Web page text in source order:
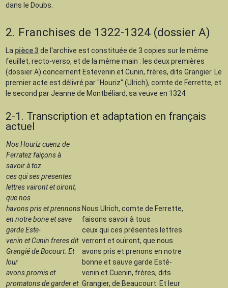
dans le Doubs.
2. Franchises de 1322-1324 (dossier A)
La pièce 3 de l'archive est constituée de 3 copies sur le même
feuillet, recto-verso, et de la même main : les deux premières
(dossier A) concernent Estevenin et Cunin, frères, dits Grangier. Le
premier acte est délivré par "Houriz" (Ulrich), comte de Ferrette, et
le second par Jeanne de Montbéliard, sa veuve en 1324.
2-1. Transcription et adaptation en français
actuel
Nos Houriz cuenz de
Ferratez faiçons à
savoir à toz
ces qui ses presentes
lettres vairont et oiront,
que nos
havons pris et prennons
en notre bone et save
garde Este-
venin et Cunin freres dit
Grangié de Bocourt. Et
lour
avons promis et
promatons de garder et
Nous Ulrich, comte de Ferrette,
faisons savoir à tous
ceux qui ces présentes lettres
verront et ouïront, que nous
avons pris et prenons en notre
bonne et sauve garde Esté-
venin et Cuenin, frères, dits
Grangier, de Beaucourt. Et leur